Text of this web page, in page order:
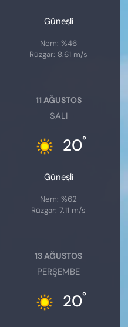
Güneşli
Nem: %46
Rüzgar: 8.61 m/s
11 AĞUSTOS
SALI
20°
Güneşli
Nem: %62
Rüzgar: 7.11 m/s
13 AĞUSTOS
PERŞEMBE
20°